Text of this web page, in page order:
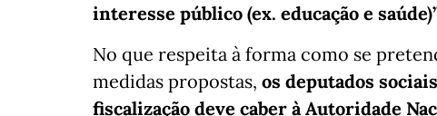
interesse público (ex. educação e
No que respeita à forma como se
medidas propostas, os deputados
fiscalização deve caber à Autoridade